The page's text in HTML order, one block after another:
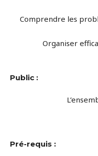
Comprendre les
Organiser
Public :
Pré-requis :